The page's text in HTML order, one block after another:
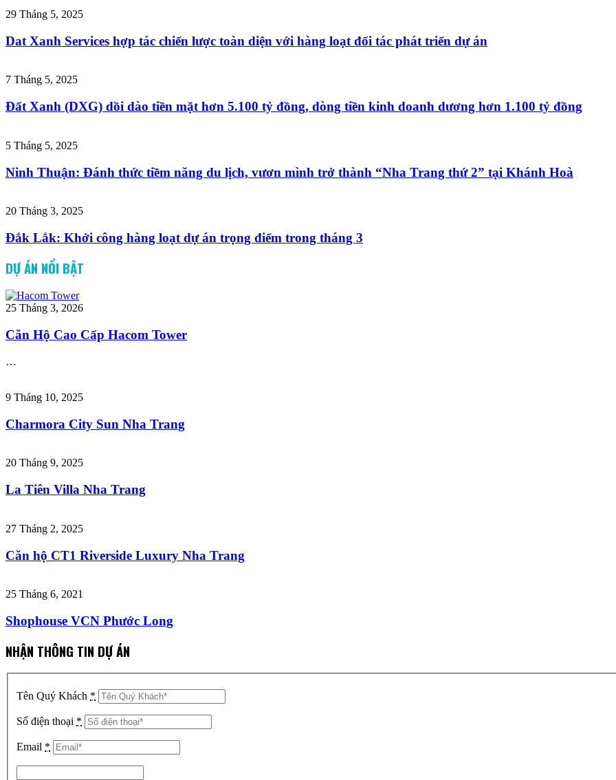
29 Tháng 5, 2025
Dat Xanh Services hợp tác chiến lược toàn diện với hàng loạt đối tác phát triển dự án
7 Tháng 5, 2025
Đất Xanh (DXG) dồi dào tiền mặt hơn 5.100 tỷ đồng, dòng tiền kinh doanh dương hơn 1.100 tỷ đồng
5 Tháng 5, 2025
Ninh Thuận: Đánh thức tiềm năng du lịch, vươn mình trở thành “Nha Trang thứ 2” tại Khánh Hoà
20 Tháng 3, 2025
Đắk Lắk: Khởi công hàng loạt dự án trọng điểm trong tháng 3
DỰ ÁN NỔI BẬT
25 Tháng 3, 2026
Căn Hộ Cao Cấp Hacom Tower
…
9 Tháng 10, 2025
Charmora City Sun Nha Trang
20 Tháng 9, 2025
La Tiên Villa Nha Trang
27 Tháng 2, 2025
Căn hộ CT1 Riverside Luxury Nha Trang
25 Tháng 6, 2021
Shophouse VCN Phước Long
NHẬN THÔNG TIN DỰ ÁN
Tên Quý Khách *
Số điện thoại *
Email *